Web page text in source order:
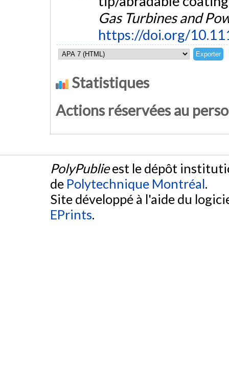
Gas Turbines and
https://doi.org/
Statistiques
Actions réservées au
PolyPublieest le dépôt
de Polytechnique Montréal.
Site développé à l'aide du
EPrints.